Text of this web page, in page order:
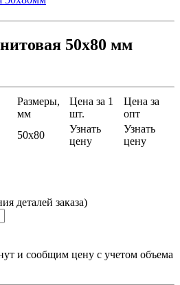
50х80 мм
Размеры,
мм
Цена за 1
шт.
Цена за
опт
50х80
Узнать
цену
Узнать
цену
деталей заказа)
и сообщим цену с учетом объема